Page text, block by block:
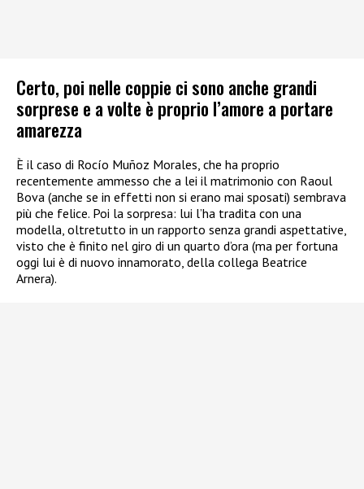
Certo, poi nelle coppie ci sono anche grandi
sorprese e a volte è proprio l’amore a portare
amarezza
È il caso di Rocío Muñoz Morales, che ha proprio
recentemente ammesso che a lei il matrimonio con Raoul
Bova (anche se in effetti non si erano mai sposati) sembrava
più che felice. Poi la sorpresa: lui l’ha tradita con una
modella, oltretutto in un rapporto senza grandi aspettative,
visto che è finito nel giro di un quarto d’ora (ma per fortuna
oggi lui è di nuovo innamorato, della collega Beatrice
Arnera).